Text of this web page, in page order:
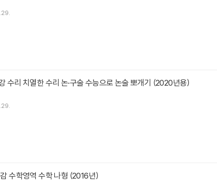
수리 치열한 수리 논·구술 수능으로 논술 뽀개기 (2020년용)
수학영역 수학 나형 (2016년)